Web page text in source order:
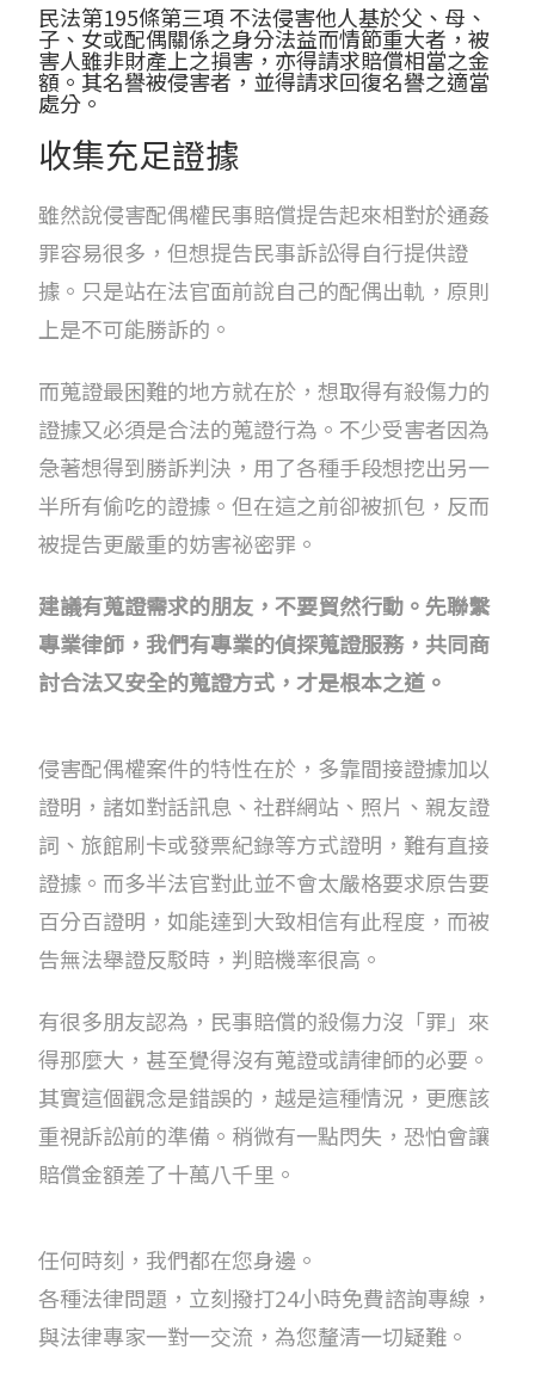
民法第195條第三項 不法侵害他人基於父、母、
子、女或配偶關係之身分法益而情節重大者，被
害人雖非財產上之損害，亦得請求賠償相當之金
額。其名譽被侵害者，並得請求回復名譽之適當
處分。
收集充足證據
雖然說侵害配偶權民事賠償提告起來相對於通姦
罪容易很多，但想提告民事訴訟得自行提供證
據。只是站在法官面前說自己的配偶出軌，原則
上是不可能勝訴的。
而蒐證最困難的地方就在於，想取得有殺傷力的
證據又必須是合法的蒐證行為。不少受害者因為
急著想得到勝訴判決，用了各種手段想挖出另一
半所有偷吃的證據。但在這之前卻被抓包，反而
被提告更嚴重的妨害祕密罪。
建議有蒐證需求的朋友，不要貿然行動。先聯繫
專業律師，我們有專業的偵探蒐證服務，共同商
討合法又安全的蒐證方式，才是根本之道。
侵害配偶權案件的特性在於，多靠間接證據加以
證明，諸如對話訊息、社群網站、照片、親友證
詞、旅館刷卡或發票紀錄等方式證明，難有直接
證據。而多半法官對此並不會太嚴格要求原告要
百分百證明，如能達到大致相信有此程度，而被
告無法舉證反駁時，判賠機率很高。
有很多朋友認為，民事賠償的殺傷力沒「罪」來
得那麼大，甚至覺得沒有蒐證或請律師的必要。
其實這個觀念是錯誤的，越是這種情況，更應該
重視訴訟前的準備。稍微有一點閃失，恐怕會讓
賠償金額差了十萬八千里。
任何時刻，我們都在您身邊。
各種法律問題，立刻撥打24小時免費諮詢專線，
與法律專家一對一交流，為您釐清一切疑難。